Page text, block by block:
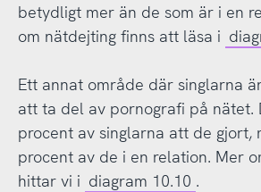
betydligt mer än de som är i en
om nätdejting finns att läsa i
Ett annat område där singlarna
att ta del av pornografi på nätet.
procent av singlarna att de gjort,
procent av de i en relation. Mer
hittar vi i diagram 10.10 .